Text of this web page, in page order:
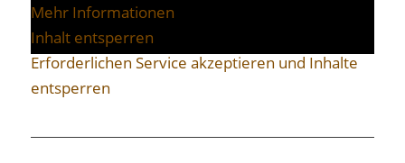
Mehr Informationen
Inhalt entsperren
Erforderlichen Service akzeptieren und Inhalte
entsperren